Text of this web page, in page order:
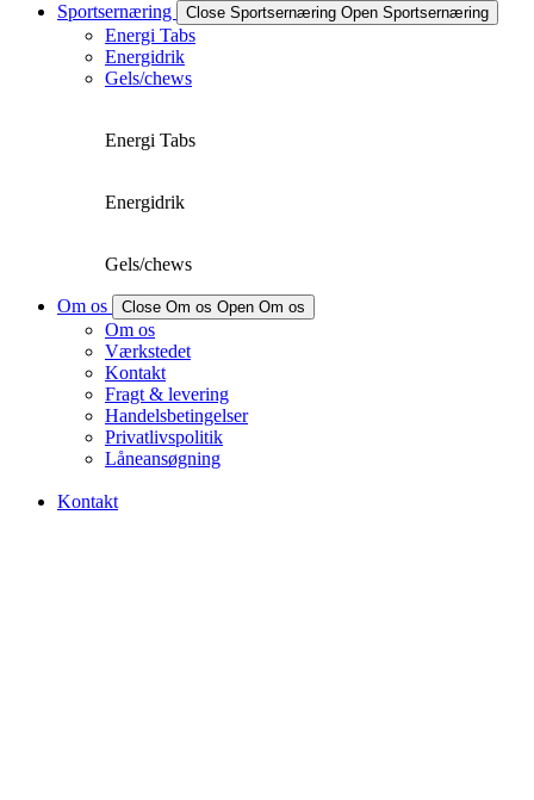
Sportsernæring
Close Sportsernæring Open Sportsernæring
Energi Tabs
Energidrik
Gels/chews
Energi Tabs
Energidrik
Gels/chews
Om os Close Om os Open Om os
Om os
Værkstedet
Kontakt
Fragt & levering
Handelsbetingelser
Privatlivspolitik
Låneansøgning
Kontakt